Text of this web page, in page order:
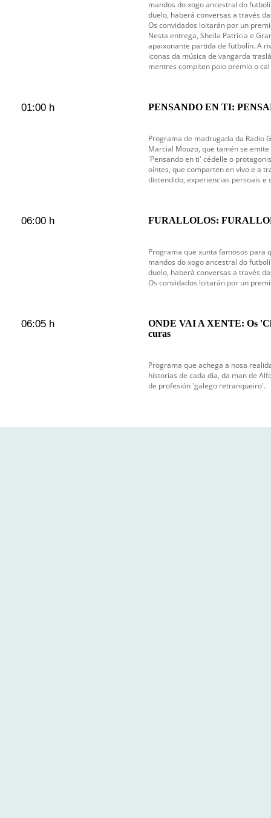
mandos do xogo ancestral do
duelo, haberá conversas a través
Os convidados loitarán por un
Nesta entrega, Sheila Patricia e
apaixonante partida de futbolín. A
iconas da música de vangarda
mentres compiten polo premio o
01:00 h PENSANDO EN TI:
Programa de madrugada da Radio
Marcial Mouzo, que tamén se
'Pensando en ti' cédelle o
oíntes, que comparten en vivo e a
distendido, experiencias persoais
06:00 h FURALLOLOS:
Programa que xunta famosos para
mandos do xogo ancestral do
duelo, haberá conversas a través
Os convidados loitarán por un
06:05 h
ONDE VAI A XENTE: Os
curas
Programa que achega a nosa
historias de cada día, da man de
de profesión 'galego retranqueiro'.